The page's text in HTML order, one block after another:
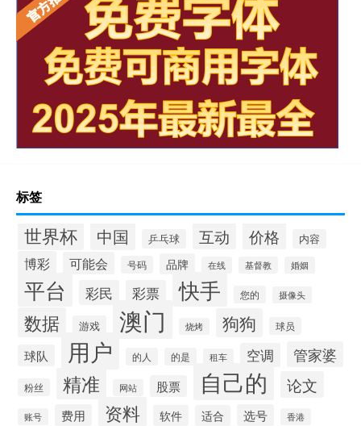
标签
世界杯 中国 乒乓球 互动 价格 内容
博彩 可能会 号码 品牌 在线 基督教 婚姻
平台 彩民 彩票 快手 您的 摄像头
数据 游戏 澳门 烧烤 狗狗 球员
球队 用户 的人 的是 租车 空调 管家婆
粉丝 精准 网站 股票 自己的 论文
账号 费用 资料 软件 适合 选号 香港